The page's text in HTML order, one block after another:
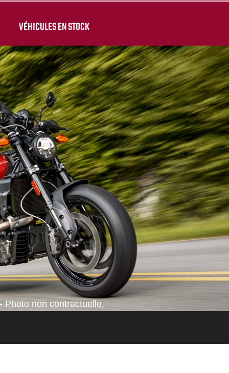
VÉHICULES EN STOCK
Photo non contractuelle.